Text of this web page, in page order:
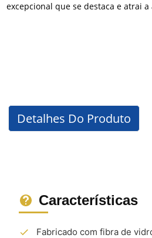
excepcional que se destaca e atrai a
Detalhes Do Produto
Características
Fabricado com fibra de